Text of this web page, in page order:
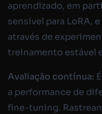
aprendizado, em
sensível para LoRA,
através de
treinamento estável
Avaliação contínua:
a performance de
fine-tuning.